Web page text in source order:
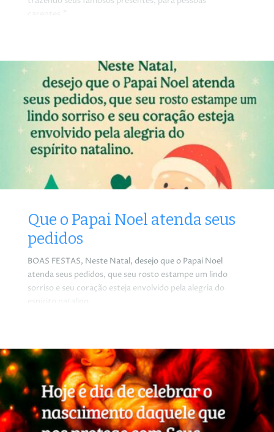
carentes.”
Que o Papai Noel atenda seus
pedidos
BOAS FESTAS, Neste Natal, desejo que o Papai Noel
atenda seus pedidos, que seu rosto estampe um lindo
sorriso e seu coração esteja envolvido pela alegria do
espírito natalino.